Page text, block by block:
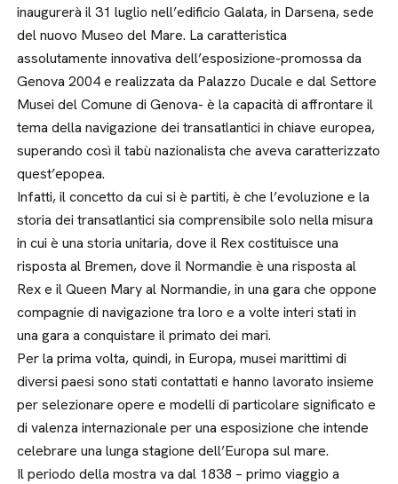
inaugurerà il 31 luglio nell’edificio Galata, in Darsena, sede
del nuovo Museo del Mare. La caratteristica
assolutamente innovativa dell’esposizione-promossa da
Genova 2004 e realizzata da Palazzo Ducale e dal Settore
Musei del Comune di Genova- è la capacità di affrontare il
tema della navigazione dei transatlantici in chiave europea,
superando così il tabù nazionalista che aveva caratterizzato
quest’epopea.
Infatti, il concetto da cui si è partiti, è che l’evoluzione e la
storia dei transatlantici sia comprensibile solo nella misura
in cui è una storia unitaria, dove il Rex costituisce una
risposta al Bremen, dove il Normandie è una risposta al
Rex e il Queen Mary al Normandie, in una gara che oppone
compagnie di navigazione tra loro e a volte interi stati in
una gara a conquistare il primato dei mari.
Per la prima volta, quindi, in Europa, musei marittimi di
diversi paesi sono stati contattati e hanno lavorato insieme
per selezionare opere e modelli di particolare significato e
di valenza internazionale per una esposizione che intende
celebrare una lunga stagione dell’Europa sul mare.
Il periodo della mostra va dal 1838 – primo viaggio a